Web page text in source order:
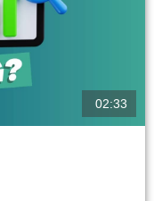
of anticipating
is mainly based on
02:33